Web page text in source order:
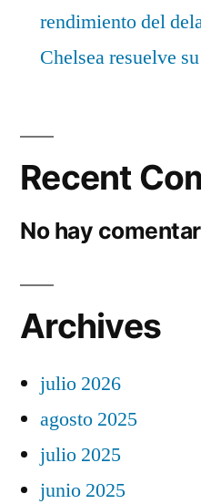
rendimiento del
Chelsea resuelve
Recent
No hay
Archives
julio 2026
agosto 2025
julio 2025
junio 2025